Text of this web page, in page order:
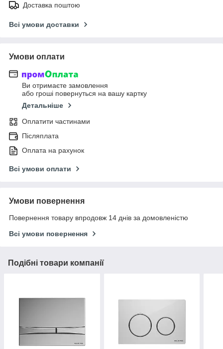
Доставка поштою
Всі умови доставки
Умови оплати
Ви отримаєте замовлення
або гроші повернуться на вашу картку
Детальніше
Оплатити частинами
Післяплата
Оплата на рахунок
Всі умови оплати
Умови повернення
Повернення товару впродовж 14 днів за домовленістю
Всі умови повернення
Подібні товари компанії